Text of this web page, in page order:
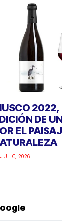
2022,
DE
EL
2026